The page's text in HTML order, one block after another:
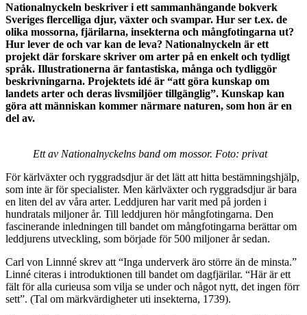
Nationalnyckeln beskriver i ett sammanhängande bokverk
Sveriges flercelliga djur, växter och svampar. Hur ser t.ex. de
olika mossorna, fjärilarna, insekterna och mångfotingarna ut?
Hur lever de och var kan de leva? Nationalnyckeln är ett
projekt där forskare skriver om arter på en enkelt och tydligt
språk. Illustrationerna är fantastiska, många och tydliggör
beskrivningarna. Projektets idé är “att göra kunskap om
landets arter och deras livsmiljöer tillgänglig”. Kunskap kan
göra att människan kommer närmare naturen, som hon är en
del av.
Ett av Nationalnyckelns band om mossor. Foto: privat
För kärlväxter och ryggradsdjur är det lätt att hitta bestämningshjälp,
som inte är för specialister. Men kärlväxter och ryggradsdjur är bara
en liten del av våra arter. Leddjuren har varit med på jorden i
hundratals miljoner år. Till leddjuren hör mångfotingarna. Den
fascinerande inledningen till bandet om mångfotingarna berättar om
leddjurens utveckling, som började för 500 miljoner år sedan.
Carl von Linnné skrev att “Inga underverk äro större än de minsta.”
Linné citeras i introduktionen till bandet om dagfjärilar. “Här är ett
fält för alla curieusa som vilja se under och något nytt, det ingen förr
sett”. (Tal om märkvärdigheter uti insekterna, 1739).